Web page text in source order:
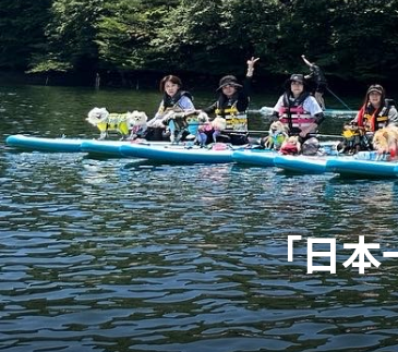
「日